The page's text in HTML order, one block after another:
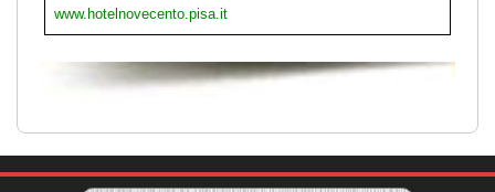
www.hotelnovecento.pisa.it